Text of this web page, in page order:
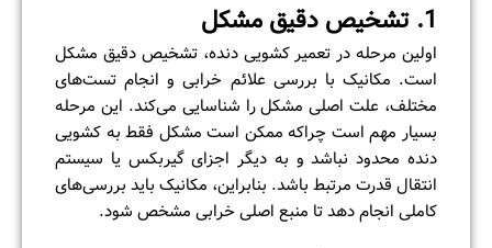
1. تشخیص دقیق مشکل
اولین مرحله در تعمیر کشویی دنده، تشخیص دقیق مشکل
است. مکانیک با بررسی علائم خرابی و انجام تست‌های
مختلف، علت اصلی مشکل را شناسایی می‌کند. این مرحله
بسیار مهم است چراکه ممکن است مشکل فقط به کشویی
دنده محدود نباشد و به دیگر اجزای گیربکس یا سیستم
انتقال قدرت مرتبط باشد. بنابراین، مکانیک باید بررسی‌های
کاملی انجام دهد تا منبع اصلی خرابی مشخص شود.